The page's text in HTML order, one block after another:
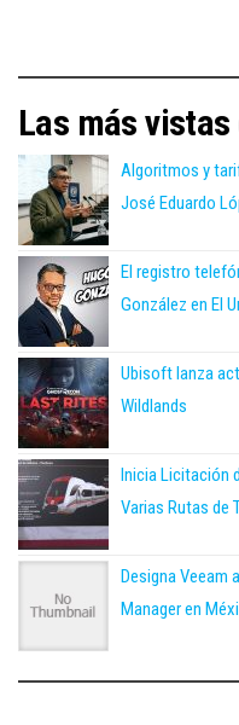
Las más vistas
Algoritmos y
José Eduardo
El registro
González en El
Ubisoft lanza
Wildlands
Inicia Licitación
Varias Rutas de
Designa Veeam
Manager en